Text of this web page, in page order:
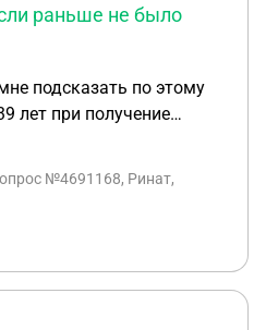
раньше не было
подсказать по этому
лет при получение
на воинский
на постановку
пожалуйста, не
если при ДНР
не стоял на учете и нет
Уточнить хочу
№4691168, Ринат,